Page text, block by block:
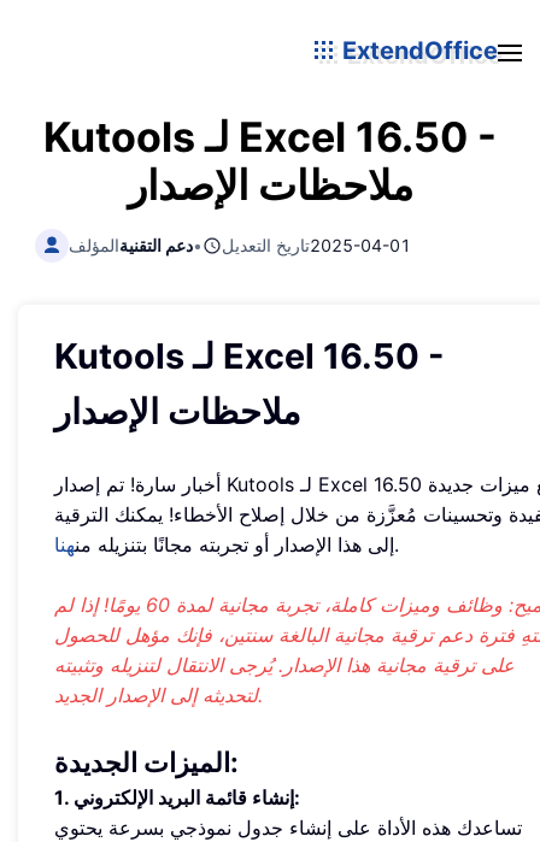
ExtendOffice
Kutools لـ Excel 16.50 -
ملاحظات الإصدار
المؤلفدعم التقنية• تاريخ التعديل2025-04-01
Kutools لـ Excel 16.50 -
ملاحظات الإصدار
أخبار سارة! تم إصدار Kutools لـ Excel 16.50 مع ميزات جديدة
وتحسينات مُعزَّزة من خلال إصلاح الأخطاء! يمكنك الترقية
إلى هذا الإصدار أو تجربته مجانًا بتنزيله منهنا .
تلميح: وظائف وميزات كاملة، تجربة مجانية لمدة 60 يومًا! إذا لم
فترة دعم ترقية مجانية البالغة سنتين، فإنك مؤهل للحصول
على ترقية مجانية هذا الإصدار. يُرجى الانتقال لتنزيله وتثبيته
لتحديثه إلى الإصدار الجديد.
الميزات الجديدة:
1. إنشاء قائمة البريد الإلكتروني:
تساعدك هذه الأداة على إنشاء جدول نموذجي بسرعة يحتوي